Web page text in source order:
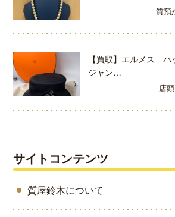
質預
【買取】エルメス
ジャン…
店
サイトコンテンツ
質屋鈴木について